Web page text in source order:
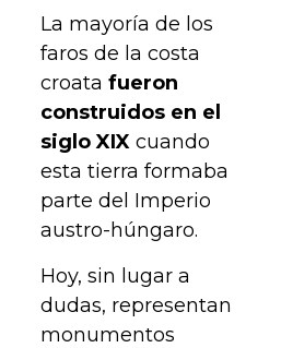
La mayoría de los
faros de la costa
croatafueron
construidos en el
siglo XIX cuando
esta tierra formaba
parte del Imperio
austro-húngaro.
Hoy, sin lugar a
dudas, representan
monumentos